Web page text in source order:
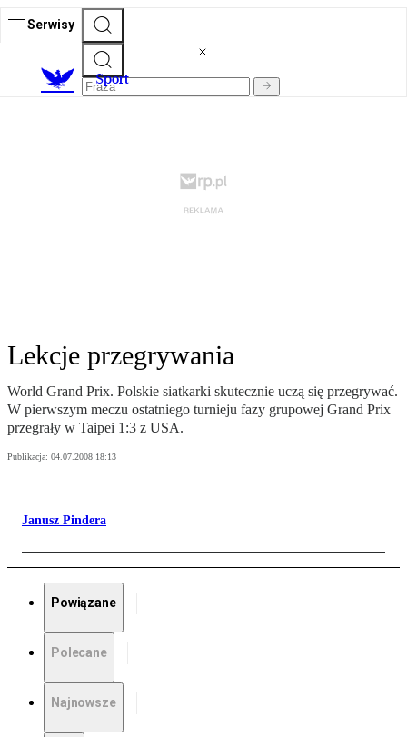
Serwisy
Sport
Lekcje przegrywania
World Grand Prix. Polskie siatkarki skutecznie uczą się przegrywać.
W pierwszym meczu ostatniego turnieju fazy grupowej Grand Prix
przegrały w Taipei 1:3 z USA.
Publikacja: 04.07.2008 18:13
Janusz Pindera
Powiązane
Polecane
Najnowsze